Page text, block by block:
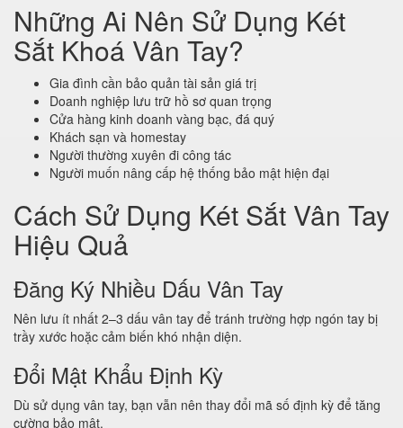
Những Ai Nên Sử Dụng Két
Sắt Khoá Vân Tay?
Gia đình cần bảo quản tài sản giá trị
Doanh nghiệp lưu trữ hồ sơ quan trọng
Cửa hàng kinh doanh vàng bạc, đá quý
Khách sạn và homestay
Người thường xuyên đi công tác
Người muốn nâng cấp hệ thống bảo mật hiện đại
Cách Sử Dụng Két Sắt Vân Tay
Hiệu Quả
Đăng Ký Nhiều Dấu Vân Tay
Nên lưu ít nhất 2–3 dấu vân tay để tránh trường hợp ngón tay bị
trầy xước hoặc cảm biến khó nhận diện.
Đổi Mật Khẩu Định Kỳ
Dù sử dụng vân tay, bạn vẫn nên thay đổi mã số định kỳ để tăng
cường bảo mật.